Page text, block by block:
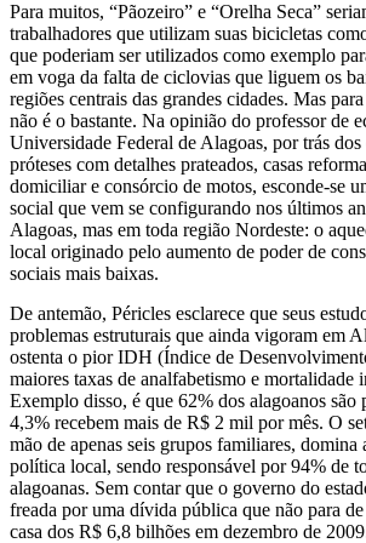
Para muitos, “Pãozeiro” e “Orelha Seca”
trabalhadores que utilizam suas bicicletas
que poderiam ser utilizados como exemplo
em voga da falta de ciclovias que liguem os
regiões centrais das grandes cidades. Mas
não é o bastante. Na opinião do professor de
Universidade Federal de Alagoas, por trás
próteses com detalhes prateados, casas
domiciliar e consórcio de motos, esconde-se
social que vem se configurando nos últimos
Alagoas, mas em toda região Nordeste: o
local originado pelo aumento de poder de
sociais mais baixas.
De antemão, Péricles esclarece que seus
problemas estruturais que ainda vigoram em
ostenta o pior IDH (Índice de
maiores taxas de analfabetismo e mortalidade
Exemplo disso, é que 62% dos alagoanos são
4,3% recebem mais de R$ 2 mil por mês. O
mão de apenas seis grupos familiares, domina
política local, sendo responsável por 94% de
alagoanas. Sem contar que o governo do
freada por uma dívida pública que não para
casa dos R$ 6,8 bilhões em dezembro de